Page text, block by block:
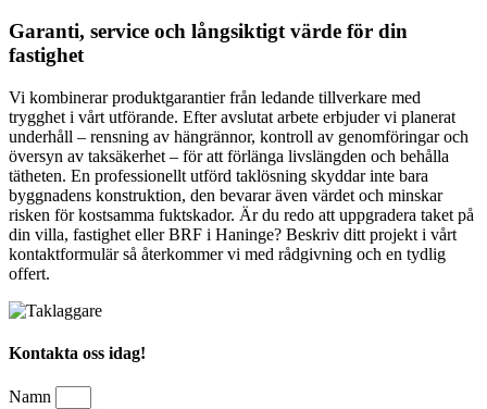
Garanti, service och långsiktigt värde för din
fastighet
Vi kombinerar produktgarantier från ledande tillverkare med
trygghet i vårt utförande. Efter avslutat arbete erbjuder vi planerat
underhåll – rensning av hängrännor, kontroll av genomföringar och
översyn av taksäkerhet – för att förlänga livslängden och behålla
tätheten. En professionellt utförd taklösning skyddar inte bara
byggnadens konstruktion, den bevarar även värdet och minskar
risken för kostsamma fuktskador. Är du redo att uppgradera taket på
din villa, fastighet eller BRF i Haninge? Beskriv ditt projekt i vårt
kontaktformulär så återkommer vi med rådgivning och en tydlig
offert.
Kontakta oss idag!
Namn